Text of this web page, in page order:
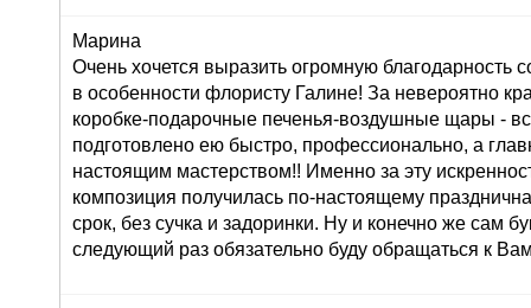
Марина
Очень хочется выразить огромную благодарность
в особенности флористу Галине! За невероятно
коробке-подарочные печенья-воздушные щары -
подготовлено ею быстро, профессионально, а
настоящим мастерством!! Именно за эту
композиция получилась по-настоящему
срок, без сучка и задоринки. Ну и конечно же сам
следующий раз обязательно буду обращаться к